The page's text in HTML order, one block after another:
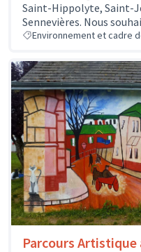
Saint-Hippolyte, Saint-
Sennevières. Nous
Environnement et cadre
Parcours Artistique